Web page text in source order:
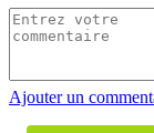
Ajouter un